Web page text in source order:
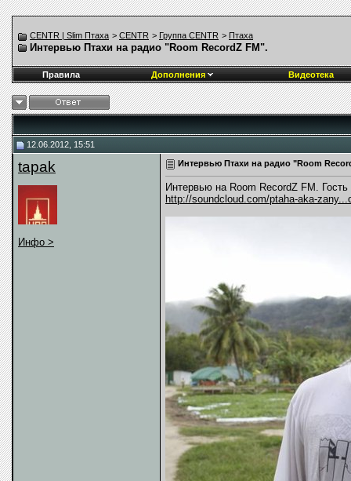
CENTR | Slim Птаха > CENTR > Группа CENTR > Птаха
Интервью Птахи на радио "Room RecordZ FM".
Правила Дополнения Видеотека
12.06.2012, 15:51
tapak
Инфо >
Интервью Птахи на радио "Room
Интервью на Room RecordZ FM.
http://soundcloud.com/ptaha-aka-